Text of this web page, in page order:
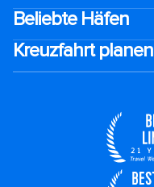
Beliebte Häfen
Kreuzfahrt planen